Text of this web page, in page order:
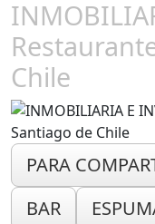
Chile
PARA
BAR